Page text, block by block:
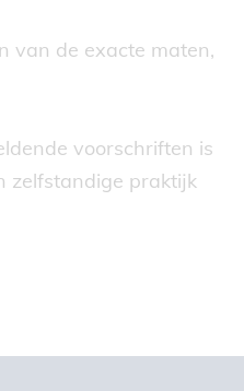
van de exacte maten,
voorschriften is
zelfstandige praktijk